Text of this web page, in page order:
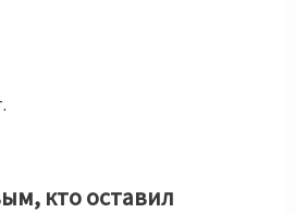
кто оставил